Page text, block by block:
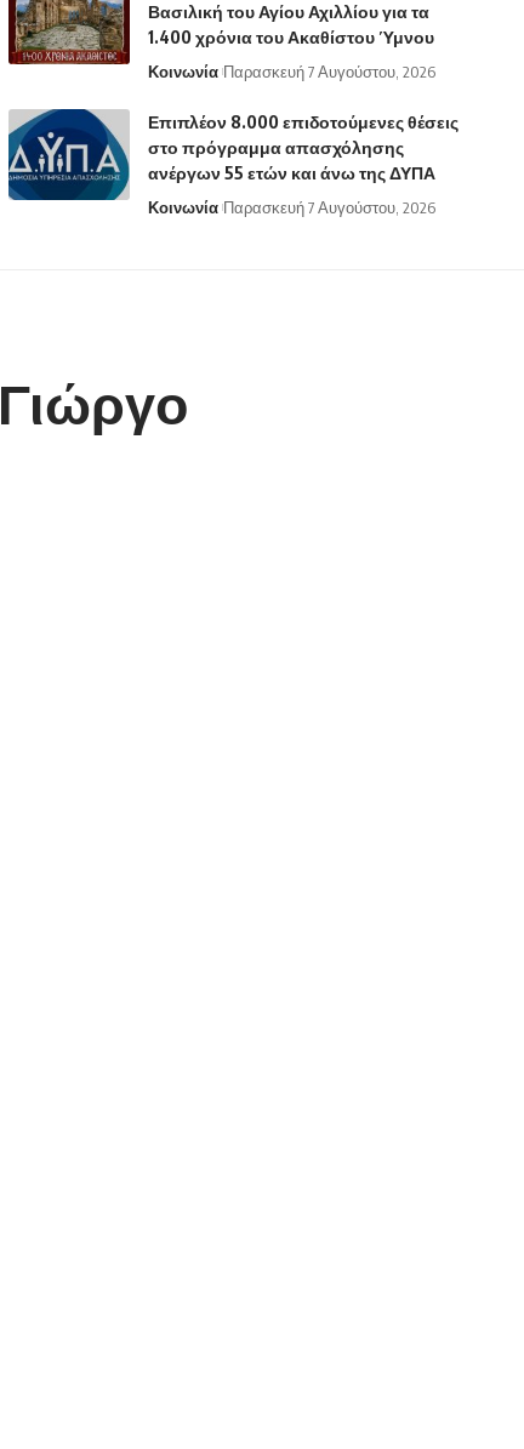
Βασιλική του Αγίου Αχιλλίου για τα
1.400 χρόνια του Ακαθίστου Ύμνου
Κοινωνία Παρασκευή 7 Αυγούστου, 2026
Επιπλέον 8.000 επιδοτούμενες θέσεις
στο πρόγραμμα απασχόλησης
ανέργων 55 ετών και άνω της ΔΥΠΑ
Κοινωνία Παρασκευή 7 Αυγούστου, 2026